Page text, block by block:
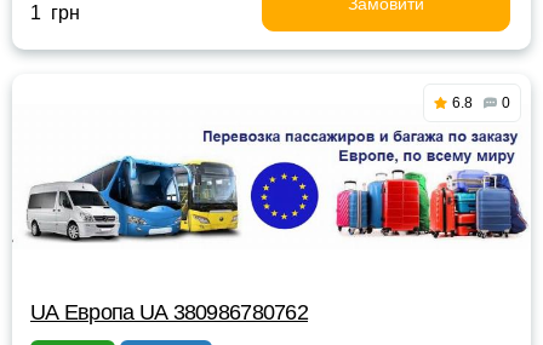
1 грн
6.8 0
UА Европа UА 380986780762